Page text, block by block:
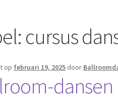
cursus
op februari 19, 2025 door
dansen